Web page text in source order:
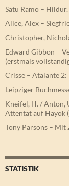
Satu Rämö –
Alice, Alex –
Christopher,
Edward Gibbon –
(erstmals
Crisse – Atalante
Leipziger
Kneifel, H. / Anton,
Attentat auf Hayok
Tony Parsons – Mit
STATISTIK